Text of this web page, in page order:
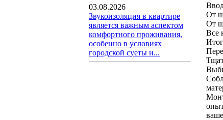
03.08.2026
Звукоизоляция в квартире
является важным аспектом
комфортного проживания,
особенно в условиях
городской суеты и...
От
От
Все